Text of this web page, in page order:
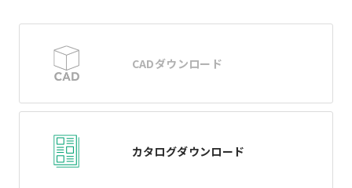
CADダウンロード
カタログダウンロード